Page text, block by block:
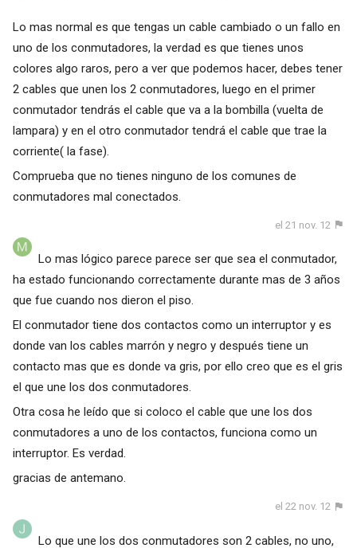
Lo mas normal es que tengas un cable cambiado o un fallo en
uno de los conmutadores, la verdad es que tienes unos
colores algo raros, pero a ver que podemos hacer, debes tener
2 cables que unen los 2 conmutadores, luego en el primer
conmutador tendrás el cable que va a la bombilla (vuelta de
lampara) y en el otro conmutador tendrá el cable que trae la
corriente( la fase).
Comprueba que no tienes ninguno de los comunes de
conmutadores mal conectados.
el 21 nov. 12
Lo mas lógico parece parece ser que sea el conmutador,
ha estado funcionando correctamente durante mas de 3 años
que fue cuando nos dieron el piso.
El conmutador tiene dos contactos como un interruptor y es
donde van los cables marrón y negro y después tiene un
contacto mas que es donde va gris, por ello creo que es el gris
el que une los dos conmutadores.
Otra cosa he leído que si coloco el cable que une los dos
conmutadores a uno de los contactos, funciona como un
interruptor. Es verdad.
gracias de antemano.
el 22 nov. 12
Lo que une los dos conmutadores son 2 cables, no uno,